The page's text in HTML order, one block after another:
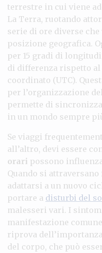
terrestre in cui viene
La Terra, ruotando
serie di ore diverse
posizione geografica.
per 15 gradi di
di differenza rispetto
coordinato (UTC).
per l’organizzazione
permette di
in un mondo sempre
Se viaggi
all’altro, devi essere
orari possono
Quando si
adattarsi a un nuovo
portare a disturbi del
malesseri vari. I
manifestazione
riprova
del corpo, che può